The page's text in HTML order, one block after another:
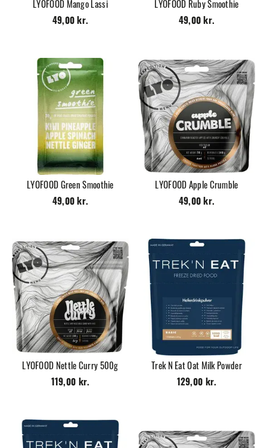
LYOFOOD Mango Lassi
49,00 kr.
LYOFOOD Ruby Smoothie
49,00 kr.
LYOFOOD Green Smoothie
49,00 kr.
LYOFOOD Apple Crumble
49,00 kr.
LYOFOOD Nettle Curry 500g
119,00 kr.
Trek N Eat Oat Milk Powder
129,00 kr.